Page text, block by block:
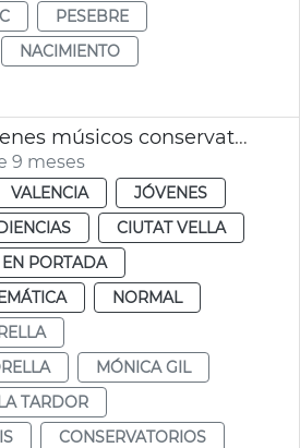
PESEBRE
NACIMIENTO
Conciertos jóvenes músicos conservatorios València
9 meses
VALENCIA
JÓVENES
CIUTAT VELLA
EN PORTADA
NORMAL
MÓNICA GIL
TARDOR
CONSERVATORIOS